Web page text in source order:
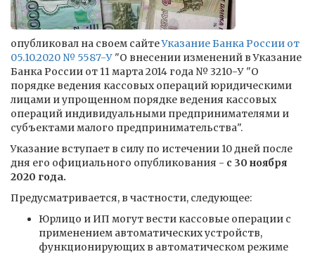
опубликовал на своем сайтеУказание Банка России от
05.10.2020 № 5587-У "О внесении изменений в Указание
Банка России от 11 марта 2014 года № 3210-У "О
порядке ведения кассовых операций юридическими
лицами и упрощенном порядке ведения кассовых
операций индивидуальными предпринимателями и
субъектами малого предпринимательства".
Указание вступает в силу по истечении 10 дней после
дня его официального опубликования - с 30 ноября
2020 года.
Предусматривается, в частности, следующее:
Юрлицо и ИП могут вести кассовые операции с
применением автоматических устройств,
функционирующих в автоматическом режиме